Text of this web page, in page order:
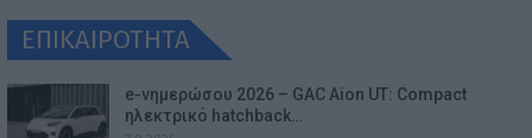
ΕΠΙΚΑΙΡΟΤΗΤΑ
e-νημερώσου 2026 – GAC Aion UT: Compact
ηλεκτρικό hatchback…